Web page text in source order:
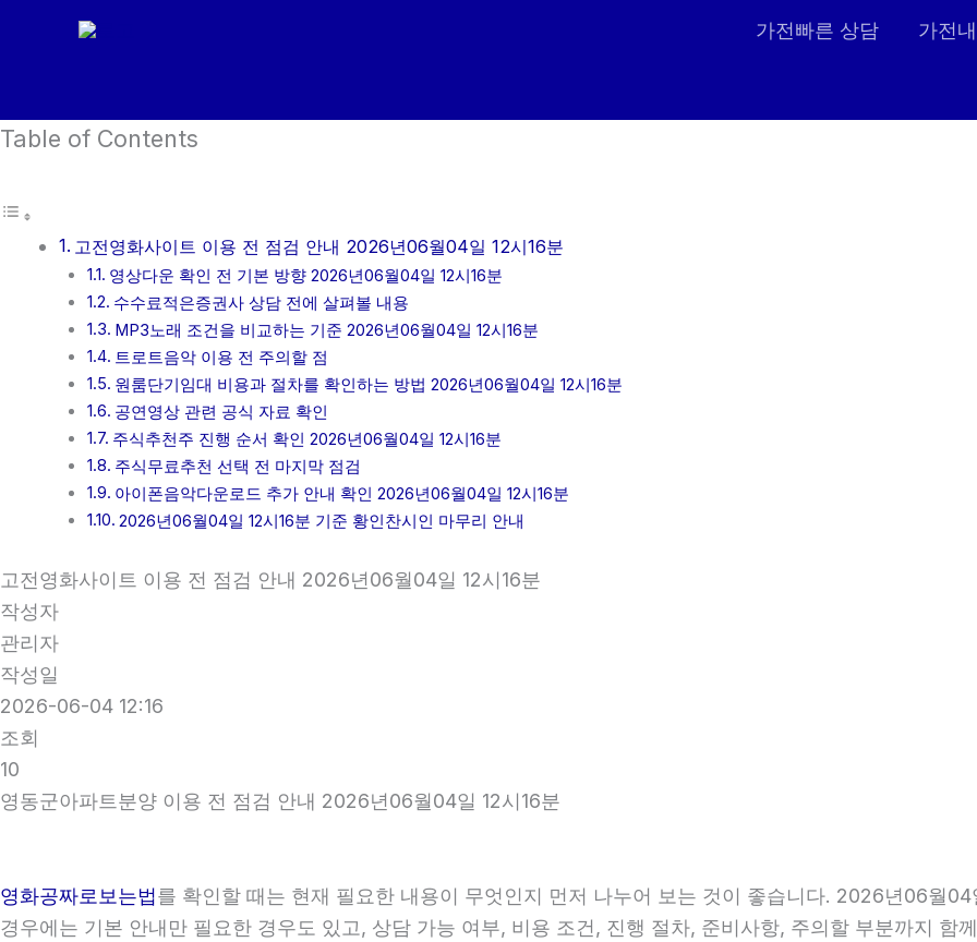
건
뛰
가전빠른 상담 가전
Table of Contents
고전영화사이트 이용 전 점검 안내 2026년06월04일 12시16분
영상다운 확인 전 기본 방향 2026년06월04일 12시16분
수수료적은증권사 상담 전에 살펴볼 내용
MP3노래 조건을 비교하는 기준 2026년06월04일 12시16분
트로트음악 이용 전 주의할 점
원룸단기임대 비용과 절차를 확인하는 방법 2026년06월04일 12시16분
공연영상 관련 공식 자료 확인
주식추천주 진행 순서 확인 2026년06월04일 12시16분
주식무료추천 선택 전 마지막 점검
아이폰음악다운로드 추가 안내 확인 2026년06월04일 12시16분
2026년06월04일 12시16분 기준 황인찬시인 마무리 안내
고전영화사이트 이용 전 점검 안내 2026년06월04일 12시16분
작성자
관리자
작성일
2026-06-04 12:16
조회
10
영동군아파트분양 이용 전 점검 안내 2026년06월04일 12시16분
영화공짜로보는법를 확인할 때는 현재 필요한 내용이 무엇인지 먼저 나누어 보는 것이 좋습니다. 2026년06월
경우에는 기본 안내만 필요한 경우도 있고, 상담 가능 여부, 비용 조건, 진행 절차, 준비사항, 주의할 부분까지 함